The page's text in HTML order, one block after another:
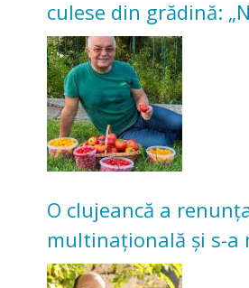
culese din grădină:
nu poate oferi
O clujeancă a
multinațională și s-a
Acum cultivă legume